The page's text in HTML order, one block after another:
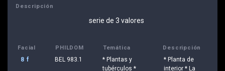
Descripción
serie de 3 valores
Facial PHILDOM Temática Descripción
8 f BEL 983.1
* Plantas y
tubérculos *
* Planta de
interior * La